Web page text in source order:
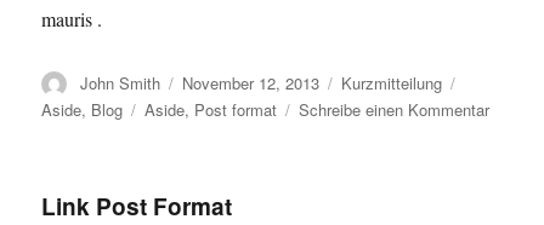
mauris .
Autor
John Smith
Veröffentlicht
am
November 12, 2013 Format
Kurzmitteilung
Aside, Blog Schlagwörter
Aside, Post format Schreibe einen Kommentarzu
Link Post Format